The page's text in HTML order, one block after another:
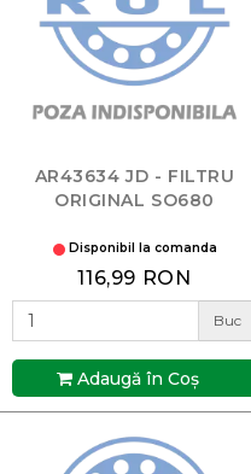
AR43634 JD - FILTRU
ORIGINAL SO680
Disponibil la comanda
116,99 RON
Buc
Adaugă în Coş